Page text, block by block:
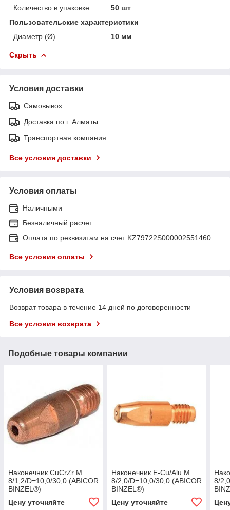
Количество в упаковке
50 шт
Пользовательские характеристики
Диаметр (Ø)
10 мм
Скрыть
Условия доставки
Самовывоз
Доставка по г. Алматы
Транспортная компания
Все условия доставки
Условия оплаты
Наличными
Безналичный расчет
Оплата по реквизитам на счет KZ79722S000002551460
Все условия оплаты
Условия возврата
Возврат товара в течение 14 дней по договоренности
Все условия возврата
Подобные товары компании
Наконечник CuCrZr M
8/1,2/D=10,0/30,0 (ABICOR
BINZEL®)
Цену уточняйте
Наконечник E-Cu/Alu M
8/2,0/D=10,0/30,0 (ABICOR
BINZEL®)
Цену уточняйте
8/